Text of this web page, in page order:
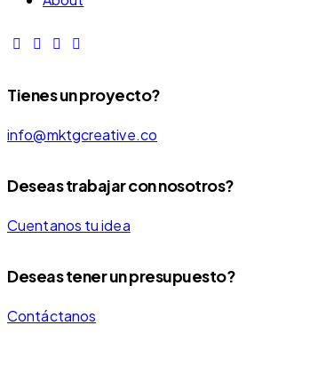
Tienes un proyecto?
info@mktgcreative.co
Deseas trabajar con nosotros?
Cuentanos tu idea
Deseas tener un presupuesto?
Contáctanos